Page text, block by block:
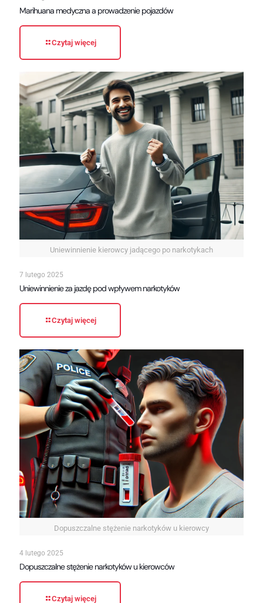
Marihuana medyczna a prowadzenie pojazdów
Czytaj więcej
Uniewinnienie kierowcy jadącego po narkotykach
7 lutego 2025
Uniewinnienie za jazdę pod wpływem narkotyków
Czytaj więcej
Dopuszczalne stężenie narkotyków u kierowcy
4 lutego 2025
Dopuszczalne stężenie narkotyków u kierowców
Czytaj więcej